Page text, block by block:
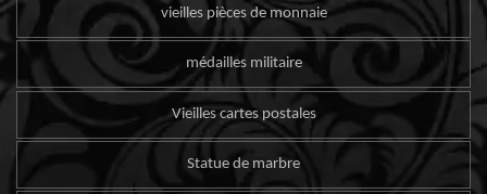
vieilles pièces de monnaie
médailles militaire
Vieilles cartes postales
Statue de marbre